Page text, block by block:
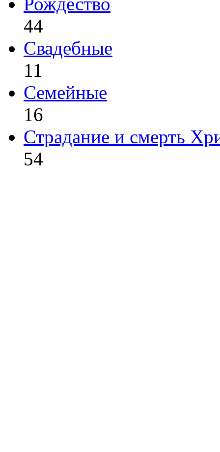
44
Свадебные
11
Семейные
16
Страдание и смерть
54